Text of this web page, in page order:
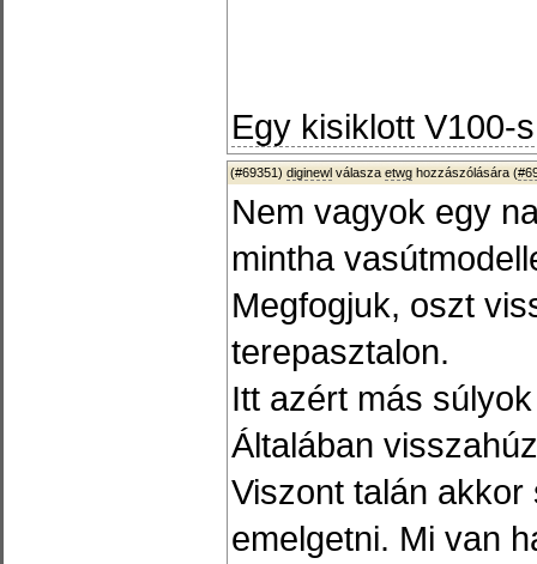
Egy kisiklott V100-s
(#69351) diginewl válasza etwg hozzászólására (
Nem vagyok egy
mintha
Megfogjuk, oszt
terepasztalon.
Itt azért más
Általában
Viszont talán
emelgetni. Mi van